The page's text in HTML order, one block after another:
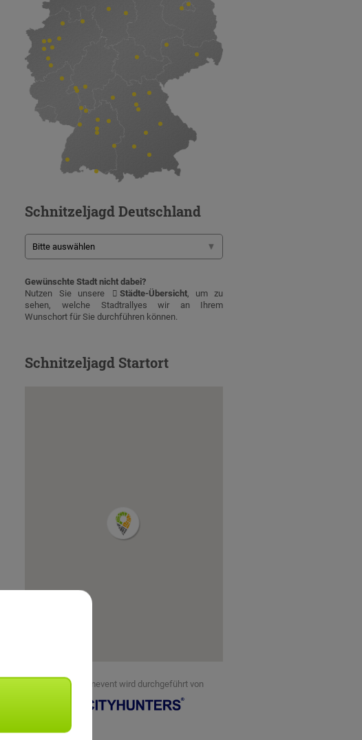
Schnitzeljagd Deutschland
Gewünschte Stadt nicht dabei?
Nutzen Sie unsere
Städte-Übersicht, um zu
sehen, welche Stadtrallyes wir an Ihrem
Wunschort für Sie durchführen können.
Schnitzeljagd Startort
Dieses Teamevent wird durchgeführt von